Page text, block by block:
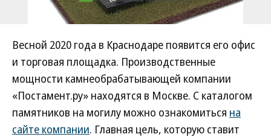
Весной 2020 года в Краснодаре появится его офис
и торговая площадка. Производственные
мощности камнеобрабатывающей компании
«Постамент.ру» находятся в Москве. С каталогом
памятников на могилу можно ознакомиться на
сайте компании. Главная цель, которую ставит